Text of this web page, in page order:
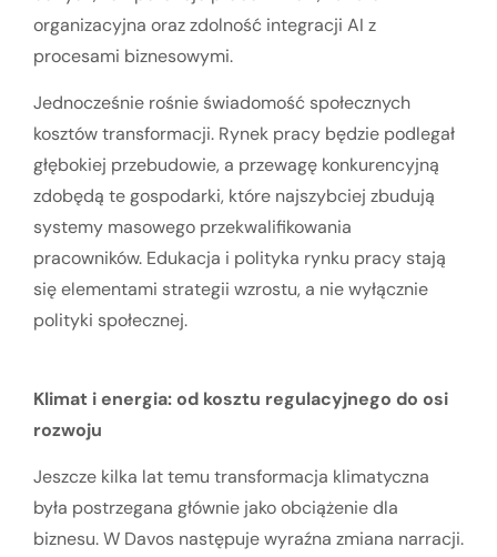
organizacyjna oraz zdolność integracji AI z
procesami biznesowymi.
Jednocześnie rośnie świadomość społecznych
kosztów transformacji. Rynek pracy będzie podlegał
głębokiej przebudowie, a przewagę konkurencyjną
zdobędą te gospodarki, które najszybciej zbudują
systemy masowego przekwalifikowania
pracowników. Edukacja i polityka rynku pracy stają
się elementami strategii wzrostu, a nie wyłącznie
polityki społecznej.
Klimat i energia: od kosztu regulacyjnego do osi
rozwoju
Jeszcze kilka lat temu transformacja klimatyczna
była postrzegana głównie jako obciążenie dla
biznesu. W Davos następuje wyraźna zmiana narracji.